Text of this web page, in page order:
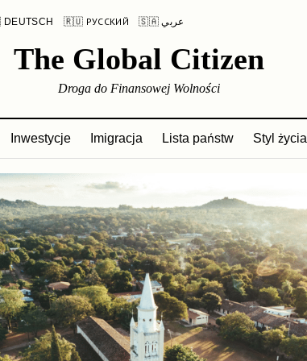
🇷🇺 РУССКИЙ 🇸🇦 عربي
The Global Citizen
Droga do Finansowej Wolności
Inwestycje Imigracja Lista państw Styl życia